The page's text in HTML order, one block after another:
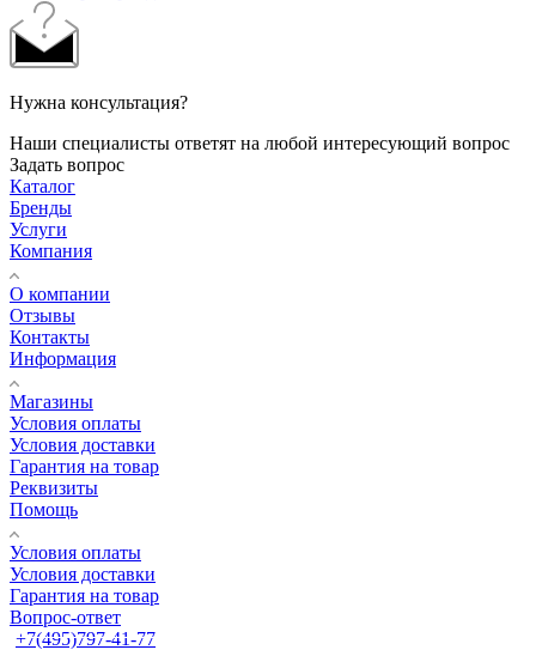
Нужна консультация?
Наши специалисты ответят на любой интересующий вопрос
Задать вопрос
Каталог
Бренды
Услуги
Компания
О компании
Отзывы
Контакты
Информация
Магазины
Условия оплаты
Условия доставки
Гарантия на товар
Реквизиты
Помощь
Условия оплаты
Условия доставки
Гарантия на товар
Вопрос-ответ
+7(495)797-41-77